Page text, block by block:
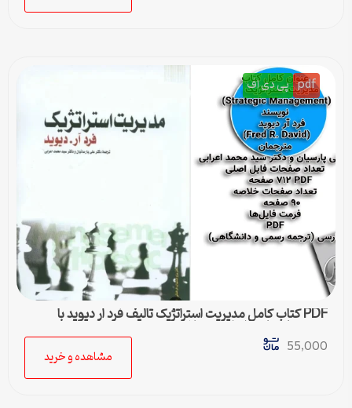
pdf پی دی اف
PDF کتاب کامل مدیریت استراتژیک تالیف فرد ار دیوید با
ترجمه پارسیان و اعرابی + خلاصه
55,000
مشاهده و خرید